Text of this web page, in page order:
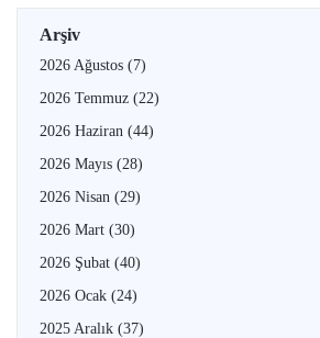
Arşiv
2026 Ağustos (7)
2026 Temmuz (22)
2026 Haziran (44)
2026 Mayıs (28)
2026 Nisan (29)
2026 Mart (30)
2026 Şubat (40)
2026 Ocak (24)
2025 Aralık (37)